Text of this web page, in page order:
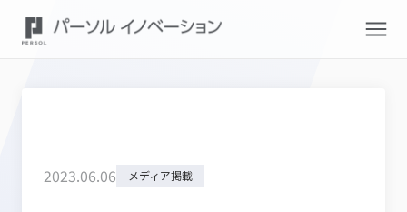
2023.06.06 メディア掲載